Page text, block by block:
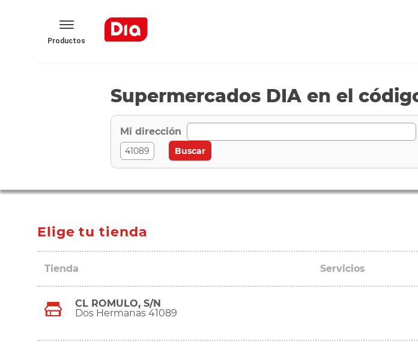
Productos
Supermercados DIA en el
Mi dirección
Elige tu tienda
Tienda Servicios
CL ROMULO, S/N
Dos Hermanas 41089